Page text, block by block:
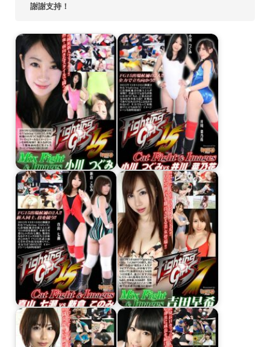
謝謝支持！